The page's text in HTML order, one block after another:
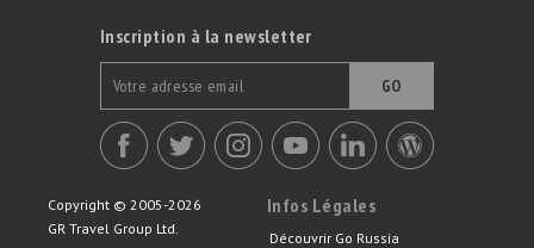
Inscription à la newsletter
GO
Copyright © 2005-2026
GR Travel Group Ltd.
Infos Légales
Découvrir Go Russia